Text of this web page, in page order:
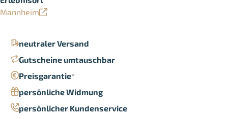
neutraler Versand
Gutscheine umtauschbar
Preisgarantie*
persönliche Widmung
persönlicher Kundenservice
Mannheim